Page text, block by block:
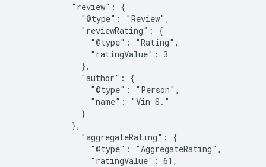
            "review": {
              "@type": "Review",
              "reviewRating": {
                "@type": "Rating",
                "ratingValue": 3
              },
              "author": {
                "@type": "Person",
                "name": "Vin S."
              }
            },
              "aggregateRating": {
                "@type": "AggregateRating",
                "ratingValue": 61,